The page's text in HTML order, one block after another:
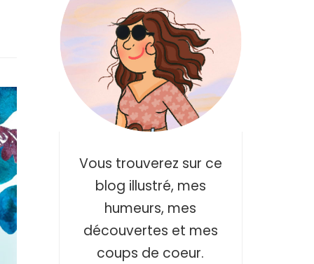
Vous trouverez sur ce
blog illustré, mes
humeurs, mes
découvertes et mes
coups de coeur.